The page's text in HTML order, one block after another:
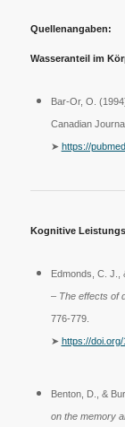
Quellenangaben:
Wasseranteil im
Bar-Or, O.
Canadian
➤ https://
Kognitive
Edmonds, C. J.,
– The effects of
776-779.
➤ https://
Benton, D., &
on the memory